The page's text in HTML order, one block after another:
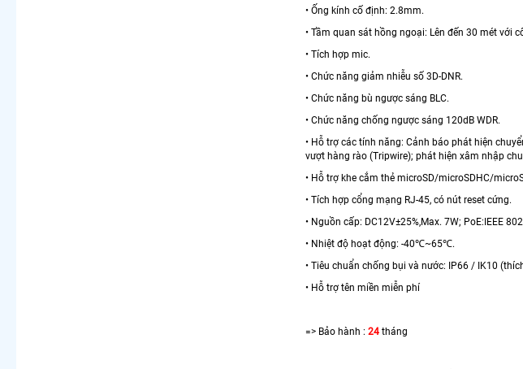
• Ống kính cố định: 2.8mm.
• Tầm quan sát hồng ngoại: Lên đến 30 mét với
• Tích hợp mic.
• Chức năng giảm nhiễu số 3D-DNR.
• Chức năng bù ngược sáng BLC.
• Chức năng chống ngược sáng 120dB WDR.
• Hỗ trợ các tính năng: Cảnh báo phát hiện
vượt hàng rào (Tripwire); phát hiện xâm nhập
• Hỗ trợ khe cắm thẻ microSD/microSDHC/
• Tích hợp cổng mạng RJ-45, có nút reset cứng.
• Nguồn cấp: DC12V±25%,Max. 7W; PoE:IEEE
• Nhiệt độ hoạt động: -40℃~65℃.
• Tiêu chuẩn chống bụi và nước: IP66 / IK10
• Hỗ trợ tên miền miễn phí
=> Bảo hành : 24 tháng